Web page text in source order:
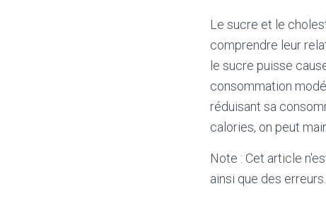
Le sucre et le
comprendre leur
le sucre puisse
consommation
réduisant sa
calories, on peut
Note : Cet article
ainsi que des erreurs.